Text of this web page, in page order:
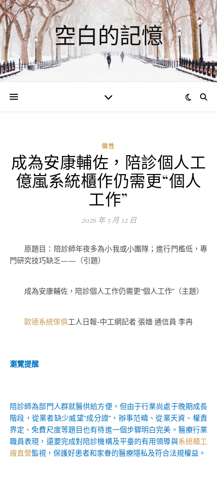
空白的記憶
個性
成為安康輔佐，陪診個人工
億嵐系統櫃作仍需更“個人
工作”
2026 年 5 月 12 日
原題目：陪診師年夜多為小我或小團隊；進行門檻低，專
門研究技巧缺乏——（引題）
成為安康輔佐，陪診個人工作仍需更“個人工作”（主題）
歐德系統傢俱工人日報-中工網記者 張嬙 通信員 李冉
瀏覽提醒
陪診師為部門人群就醫供給方便，但由于行業尚處于晚期成長
階段，從業者缺少威望“成分證”，辦事范疇、從業天資、權責
界定、免費尺度等題目也有待進一個步驟明白完美。醫療行業
職員表現，還要完成對陪診機構及平臺的有用領導與系統櫃工
廠直營監視，保護好患者和家眷的醫療隱私及符合法規權益。